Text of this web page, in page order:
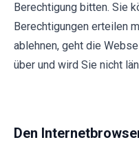
Berechtigung bitten. Sie
Berechtigungen erteilen
ablehnen, geht die
über und wird Sie nicht
Den